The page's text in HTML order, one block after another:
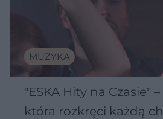
MUZYKA
"ESKA Hity na Czasie"
która rozkręci każdą